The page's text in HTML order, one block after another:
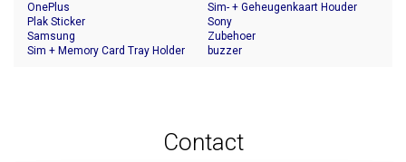
OnePlus
Plak Sticker
Samsung
Sim + Memory Card Tray Holder
Sim- + Geheugenkaart Houder
Sony
Zubehoer
buzzer
Contact